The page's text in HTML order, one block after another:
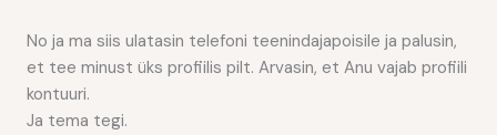
No ja ma siis ulatasin telefoni teenindajapoisile ja palusin,
et tee minust üks profiilis pilt. Arvasin, et Anu vajab profiili
kontuuri.
Ja tema tegi.